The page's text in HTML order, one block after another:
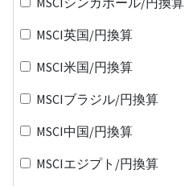
MSCI英国/円換算
MSCI米国/円換算
MSCIブラジル/円換算
MSCI中国/円換算
MSCIエジプト/円換算